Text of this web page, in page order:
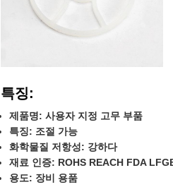
특징:
제품명: 사용자 지정 고무 부품
특징: 조절 가능
화학물질 저항성: 강하다
재료 인증: ROHS REACH FDA
용도: 장비 용품